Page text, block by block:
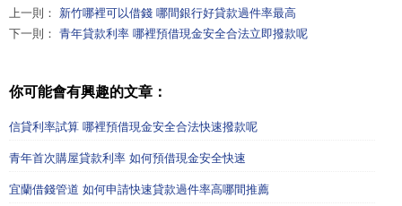
上一則： 新竹哪裡可以借錢 哪間銀行好貸款過件率最高
下一則： 青年貸款利率 哪裡預借現金安全合法立即撥款呢
你可能會有興趣的文章：
信貸利率試算 哪裡預借現金安全合法快速撥款呢
青年首次購屋貸款利率 如何預借現金安全快速
宜蘭借錢管道 如何申請快速貸款過件率高哪間推薦